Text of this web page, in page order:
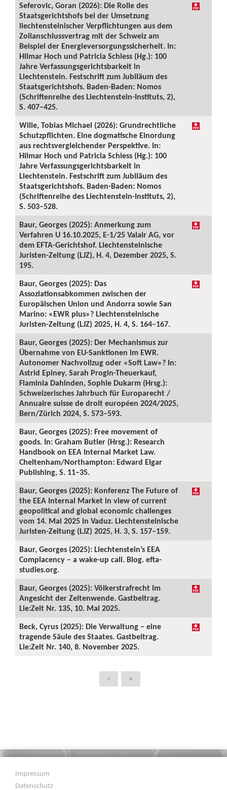
Seferovic, Goran (2026): Die Rolle des
Staatsgerichtshofs bei der Umsetzung
liechtensteinischer Verpflichtungen aus dem
Zollanschlussvertrag mit der Schweiz am
Beispiel der Energieversorgungssicherheit. In:
Hilmar Hoch und Patricia Schiess (Hg.): 100
Jahre Verfassungsgerichtsbarkeit in
Liechtenstein. Festschrift zum Jubiläum des
Staatsgerichtshofs. Baden-Baden: Nomos
(Schriftenreihe des Liechtenstein-Instituts, 2),
S. 407–425.
Wille, Tobias Michael (2026): Grundrechtliche
Schutzpflichten. Eine dogmatische Einordung
aus rechtsvergleichender Perspektive. In:
Hilmar Hoch und Patricia Schiess (Hg.): 100
Jahre Verfassungsgerichtsbarkeit in
Liechtenstein. Festschrift zum Jubiläum des
Staatsgerichtshofs. Baden-Baden: Nomos
(Schriftenreihe des Liechtenstein-Instituts, 2),
S. 503–528.
Baur, Georges (2025): Anmerkung zum
Verfahren U 16.10.2025, E-1/25 Valair AG, vor
dem EFTA-Gerichtshof. Liechtensteinische
Juristen-Zeitung (LJZ), H. 4, Dezember 2025, S.
195.
Baur, Georges (2025): Das
Assoziationsabkommen zwischen der
Europäischen Union und Andorra sowie San
Marino: «EWR plus»? Liechtensteinische
Juristen-Zeitung (LJZ) 2025, H. 4, S. 164–167.
Baur, Georges (2025): Der Mechanismus zur
Übernahme von EU-Sanktionen im EWR.
Autonomer Nachvollzug oder «Soft Law»? In:
Astrid Epiney, Sarah Progin-Theuerkauf,
Flaminia Dahinden, Sophie Dukarm (Hrsg.):
Schweizerisches Jahrbuch für Europarecht /
Annuaire suisse de droit européen 2024/2025,
Bern/Zürich 2024, S. 573–593.
Baur, Georges (2025): Free movement of
goods. In: Graham Butler (Hrsg.): Research
Handbook on EEA Internal Market Law.
Cheltenham/Northampton: Edward Elgar
Publishing, S. 11–35.
Baur, Georges (2025): Konferenz The Future of
the EEA Internal Market in view of current
geopolitical and global economic challenges
vom 14. Mai 2025 in Vaduz. Liechtensteinische
Juristen-Zeitung (LJZ) 2025, H. 3, S. 157–159.
Baur, Georges (2025): Liechtenstein’s EEA
Complacency – a wake-up call. Blog. efta-
studies.org.
Baur, Georges (2025): Völkerstrafrecht im
Angesicht der Zeitenwende. Gastbeitrag.
Lie:Zeit Nr. 135, 10. Mai 2025.
Beck, Cyrus (2025): Die Verwaltung – eine
tragende Säule des Staates. Gastbeitrag.
Lie:Zeit Nr. 140, 8. November 2025.
< >
Impressum
Datenschutz